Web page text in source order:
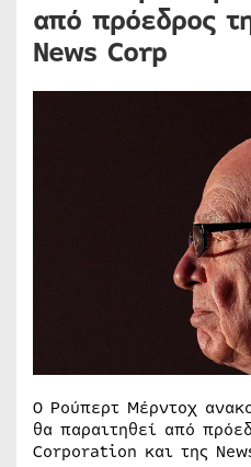
από πρόεδρος
News Corp
Ο Ρούπερτ Μέρντοχ
θα παραιτηθεί από
Corporation και της